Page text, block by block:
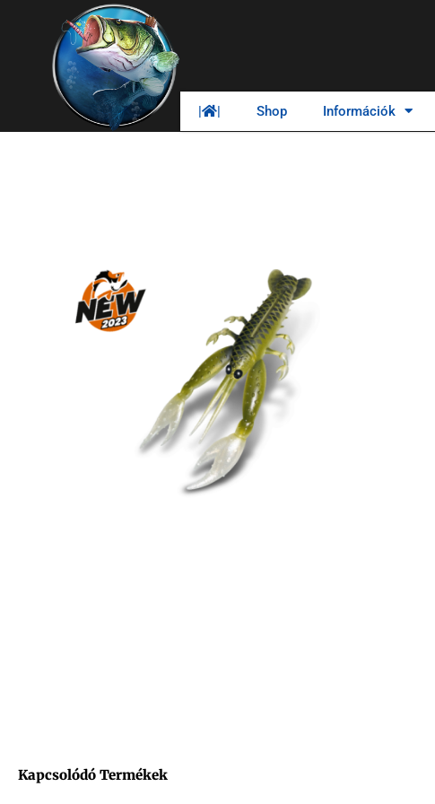
| | Shop Információk
Kapcsolódó Termékek